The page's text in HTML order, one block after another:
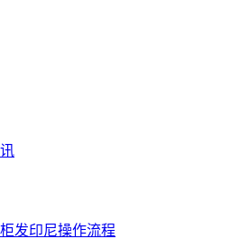
发印尼操作流程